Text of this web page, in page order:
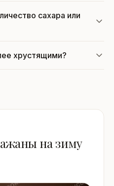
сахара или
хрустящими?
на зиму